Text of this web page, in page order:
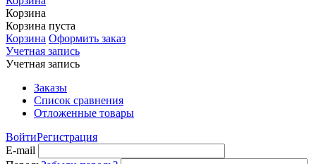
Корзина
Корзина пуста
Корзина Оформить заказ
Учетная запись
Учетная запись
Заказы
Список сравнения
Отложенные товары
ВойтиРегистрация
E-mail